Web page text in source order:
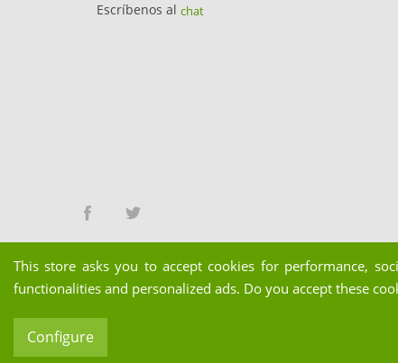
Escríbenos al chat
Facebook
This store asks you to accept cookies for performance,
functionalities and personalized ads. Do you accept these
Configure